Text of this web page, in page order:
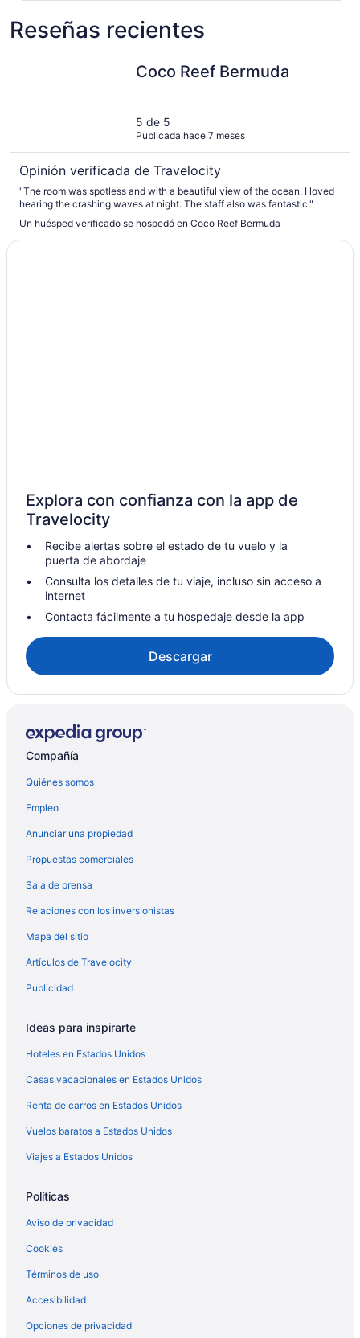
Reseñas recientes
Coco Reef Bermuda
5 de 5
Publicada hace 7 meses
Opinión verificada de Travelocity
"The room was spotless and with a beautiful view of the ocean. I loved
hearing the crashing waves at night. The staff also was fantastic."
Un huésped verificado se hospedó en Coco Reef Bermuda
Explora con confianza con la app de
Travelocity
Recibe alertas sobre el estado de tu vuelo y la
puerta de abordaje
Consulta los detalles de tu viaje, incluso sin acceso a
internet
Contacta fácilmente a tu hospedaje desde la app
Descargar
Compañía
Quiénes somos
Empleo
Anunciar una propiedad
Propuestas comerciales
Sala de prensa
Relaciones con los inversionistas
Mapa del sitio
Artículos de Travelocity
Publicidad
Ideas para inspirarte
Hoteles en Estados Unidos
Casas vacacionales en Estados Unidos
Renta de carros en Estados Unidos
Vuelos baratos a Estados Unidos
Viajes a Estados Unidos
Políticas
Aviso de privacidad
Cookies
Términos de uso
Accesibilidad
Opciones de privacidad